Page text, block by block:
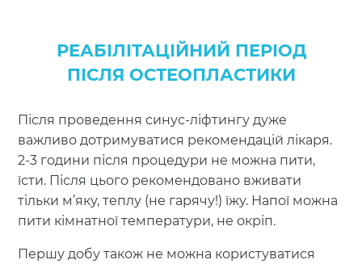
РЕАБІЛІТАЦІЙНИЙ ПЕРІОД
ПІСЛЯ ОСТЕОПЛАСТИКИ
Після проведення синус-ліфтингу дуже
важливо дотримуватися рекомендацій лікаря.
2-3 години після процедури не можна пити,
їсти. Після цього рекомендовано вживати
тільки м’яку, теплу (не гарячу!) їжу. Напої можна
пити кімнатної температури, не окріп.
Першу добу також не можна користуватися